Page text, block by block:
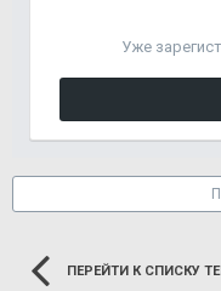
Уже
ПЕРЕЙТИ К СПИСКУ